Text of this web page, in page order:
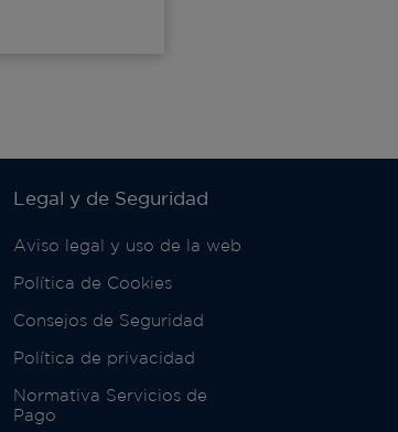
Legal y de Seguridad
Aviso legal y uso de la web
Política de Cookies
Consejos de Seguridad
Política de privacidad
Normativa Servicios de
Pago